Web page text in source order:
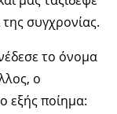
συγχρονίας.
το όνομα
ο
εξής ποίημα: